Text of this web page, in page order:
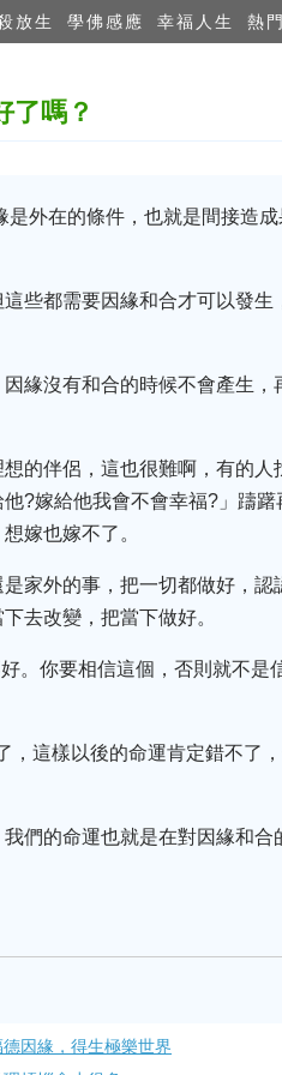
放生 學佛感應 幸福人生 熱
了嗎？
外在的條件，也就是間接造成
些都需要因緣和合才可以發生
緣沒有和合的時候不會產生，
的伴侶，這也很難啊，有的人
?嫁給他我會不會幸福?」躊躇
嫁也嫁不了。
家外的事，把一切都做好，認
去改變，把當下做好。
。你要相信這個，否則就不是
，這樣以後的命運肯定錯不了
們的命運也就是在對因緣和合
因緣，得生極樂世界